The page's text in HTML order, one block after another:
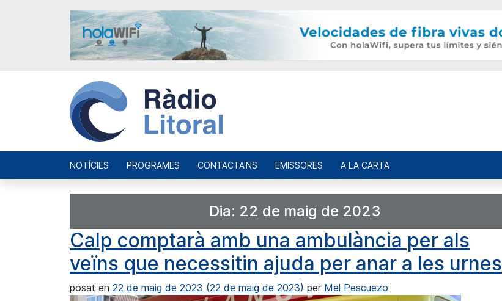
NOTÍCIES PROGRAMES CONTACTA'NS EMISSORES A LA CARTA
Dia: 22 de maig de 2023
Calp comptarà amb una ambulància per als
veïns que necessitin ajuda per anar a les urnes
posat en 22 de maig de 2023 (22 de maig de 2023) per Mel Pescuezo